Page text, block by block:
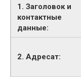
1. Заголовок и
контактные
данные:
2. Адресат: